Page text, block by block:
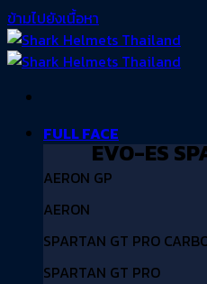
ข้ามไปยังเนื้อหา
FULL FACE
AERON GP
AERON
SPARTAN GT PRO
SPARTAN GT PRO
EVO-ES